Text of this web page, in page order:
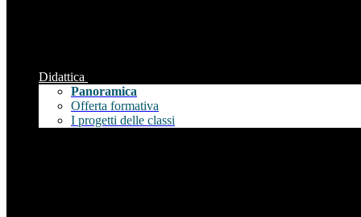
Didattica
Panoramica
Offerta formativa
I progetti delle classi